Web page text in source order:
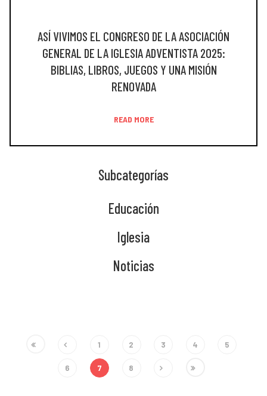
ASÍ VIVIMOS EL CONGRESO DE LA ASOCIACIÓN
GENERAL DE LA IGLESIA ADVENTISTA 2025:
BIBLIAS, LIBROS, JUEGOS Y UNA MISIÓN
RENOVADA
READ MORE
Subcategorías
Educación
Iglesia
Noticias
1 2 3 4 5
6 7 8